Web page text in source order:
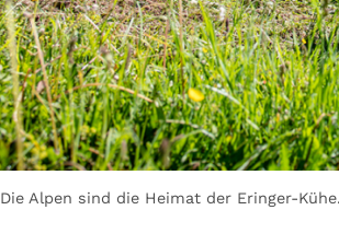
Die Alpen sind die Heimat der Eringer-